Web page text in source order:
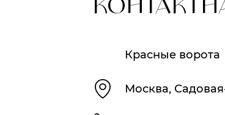
Красные ворота
Москва,